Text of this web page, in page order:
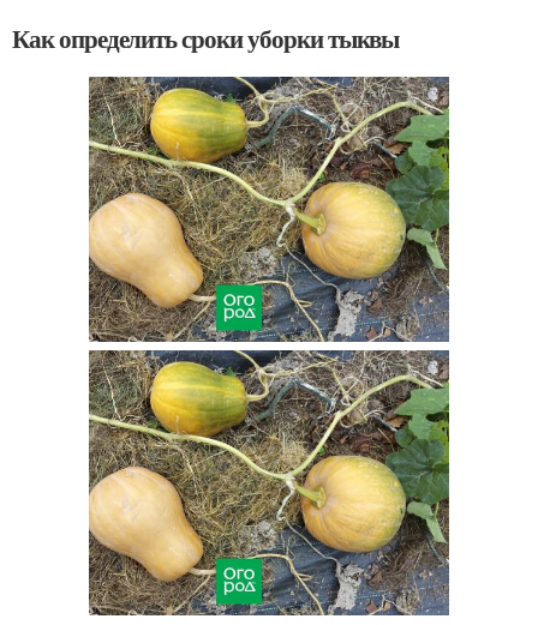
Как определить сроки уборки тыквы